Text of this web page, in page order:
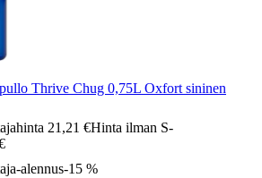
Thrive Chug 0,75L Oxfort sininen
21,21 €Hinta ilman S-
alennus-15 %